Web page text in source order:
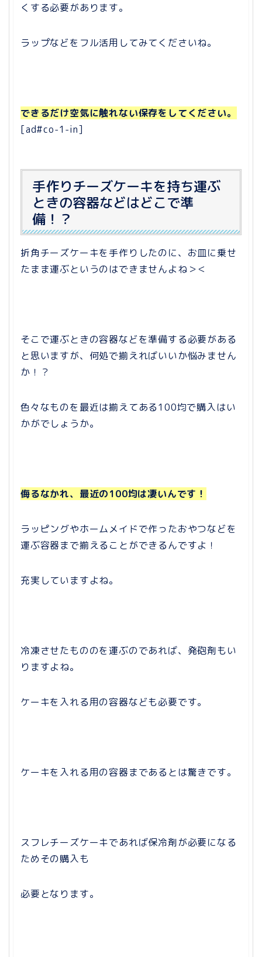
くする必要があります。
ラップなどをフル活用してみてくださいね。
できるだけ空気に触れない保存をしてください。
[ad#co-1-in]
手作りチーズケーキを持ち運ぶ
ときの容器などはどこで準
備！？
折角チーズケーキを手作りしたのに、お皿に乗せ
たまま運ぶというのはできませんよね＞＜
そこで運ぶときの容器などを準備する必要がある
と思いますが、何処で揃えればいいか悩みません
か！？
色々なものを最近は揃えてある100均で購入はい
かがでしょうか。
侮るなかれ、最近の100均は凄いんです！
ラッピングやホームメイドで作ったおやつなどを
運ぶ容器まで揃えることができるんですよ！
充実していますよね。
冷凍させたもののを運ぶのであれば、発砲剤もい
りますよね。
ケーキを入れる用の容器なども必要です。
ケーキを入れる用の容器まであるとは驚きです。
スフレチーズケーキであれば保冷剤が必要になる
ためその購入も
必要となります。